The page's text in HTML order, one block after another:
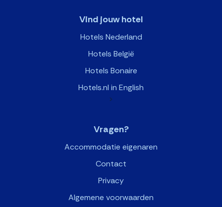
Vind jouw hotel
Hotels Nederland
Hotels België
Hotels Bonaire
Hotels.nl in English
>
Vragen?
Accommodatie eigenaren
Contact
Privacy
Algemene voorwaarden